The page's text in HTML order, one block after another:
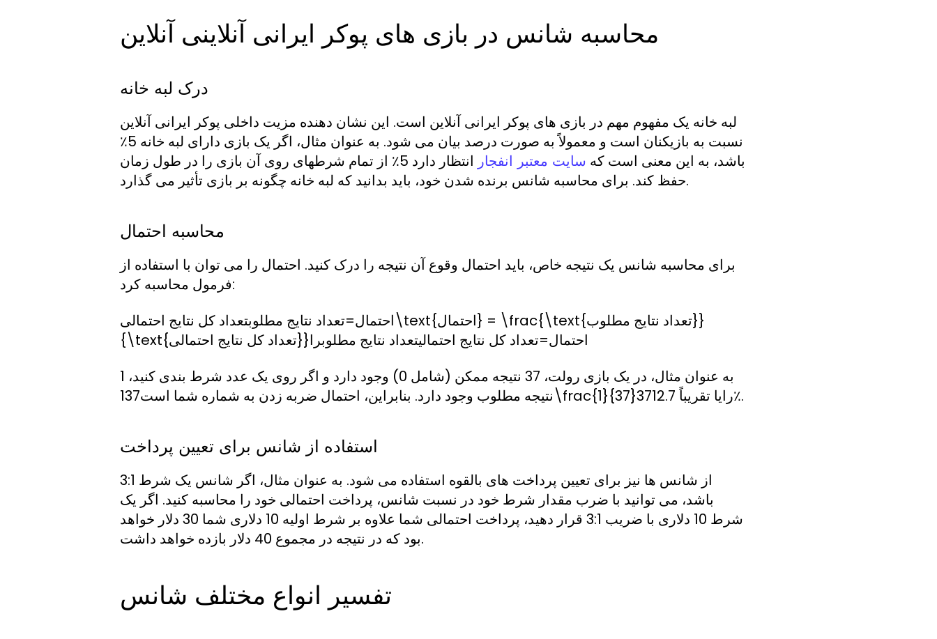
محاسبه شانس در بازی های پوکر ایرانی آنلاینی آنلاین
درک لبه خانه
لبه خانه یک مفهوم مهم در بازی های پوکر ایرانی آنلاین است. این نشان دهنده مزیت داخلی پوکر ایرانی آنلاین
نسبت به بازیکنان است و معمولاً به صورت درصد بیان می شود. به عنوان مثال، اگر یک بازی دارای لبه خانه 5٪
باشد، به این معنی است که سایت معتبر انفجار
انتظار دارد 5٪ از تمام شرطهای روی آن بازی را در طول زمان
حفظ کند. برای محاسبه شانس برنده شدن خود، باید بدانید که لبه خانه چگونه بر بازی تأثیر می گذارد.
محاسبه احتمال
برای محاسبه شانس یک نتیجه خاص، باید احتمال وقوع آن نتیجه را درک کنید. احتمال را می توان با استفاده از
فرمول محاسبه کرد:
احتمال=تعداد نتایج مطلوبتعداد کل نتایج احتمالی\text{احتمال} = \frac{\text{تعداد نتایج مطلوب}}
{\text{تعداد کل نتایج احتمالی}}احتمال=تعداد کل نتایج احتمالیتعداد نتایج مطلوبرا
به عنوان مثال، در یک بازی رولت، 37 نتیجه ممکن (شامل 0) وجود دارد و اگر روی یک عدد شرط بندی کنید، 1
نتیجه مطلوب وجود دارد. بنابراین، احتمال ضربه زدن به شماره شما است137\frac{1}{37}371رایا تقریباً 2.7٪.
استفاده از شانس برای تعیین پرداخت
از شانس ها نیز برای تعیین پرداخت های بالقوه استفاده می شود. به عنوان مثال، اگر شانس یک شرط 3:1
باشد، می توانید با ضرب مقدار شرط خود در نسبت شانس، پرداخت احتمالی خود را محاسبه کنید. اگر یک
شرط 10 دلاری با ضریب 3:1 قرار دهید، پرداخت احتمالی شما علاوه بر شرط اولیه 10 دلاری شما 30 دلار خواهد
بود که در نتیجه در مجموع 40 دلار بازده خواهد داشت.
تفسیر انواع مختلف شانس